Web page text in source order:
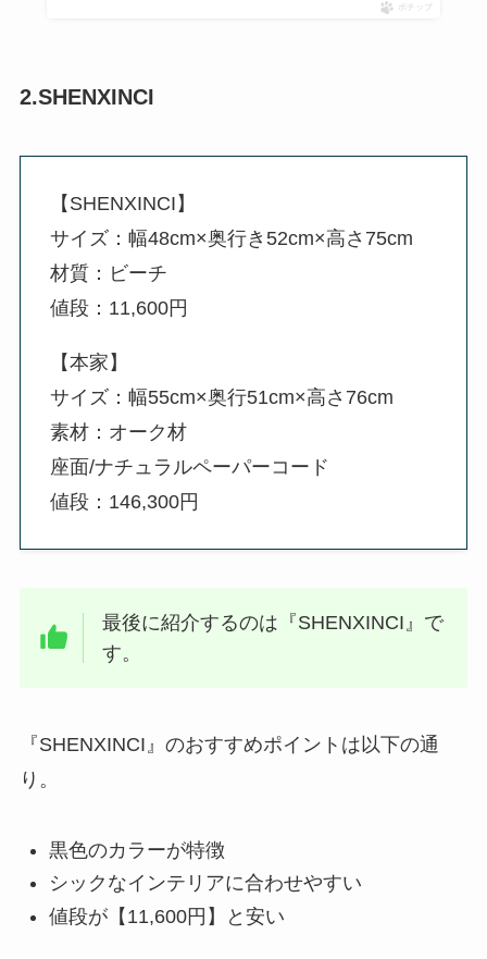
ポチップ
2.SHENXINCI
【SHENXINCI】
サイズ：幅48cm×奥行き52cm×高さ75cm
材質：ビーチ
値段：11,600円
【本家】
サイズ：幅55cm×奥行51cm×高さ76cm
素材：オーク材
座面/ナチュラルペーパーコード
値段：146,300円
最後に紹介するのは『SHENXINCI』で
す。
『SHENXINCI』のおすすめポイントは以下の通
り。
黒色のカラーが特徴
シックなインテリアに合わせやすい
値段が【11,600円】と安い